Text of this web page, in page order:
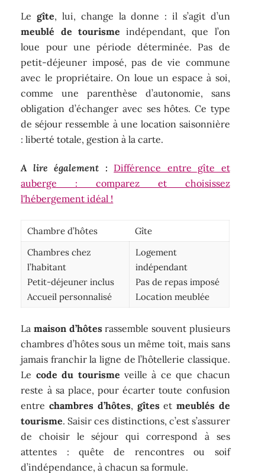
Legîte, lui, change la donne : il s’agit d’un
meublé de tourisme indépendant, que l’on
loue pour une période déterminée. Pas de
petit-déjeuner imposé, pas de vie commune
avec le propriétaire. On loue un espace à soi,
comme une parenthèse d’autonomie, sans
obligation d’échanger avec ses hôtes. Ce type
de séjour ressemble à une location saisonnière
: liberté totale, gestion à la carte.
A lire également : Différence entre gîte et
auberge : comparez et choisissez
l'hébergement idéal !
Chambre d’hôtes
Gîte
Chambres chez
l’habitant
Petit-déjeuner inclus
Accueil personnalisé
Logement
indépendant
Pas de repas imposé
Location meublée
Lamaison d’hôtesrassemble souvent plusieurs
chambres d’hôtes sous un même toit, mais sans
jamais franchir la ligne de l’hôtellerie classique.
Le code du tourisme veille à ce que chacun
reste à sa place, pour écarter toute confusion
entrechambres d’hôtes, gîteset meublés de
tourisme. Saisir ces distinctions, c’est s’assurer
de choisir le séjour qui correspond à ses
attentes : quête de rencontres ou soif
d’indépendance, à chacun sa formule.